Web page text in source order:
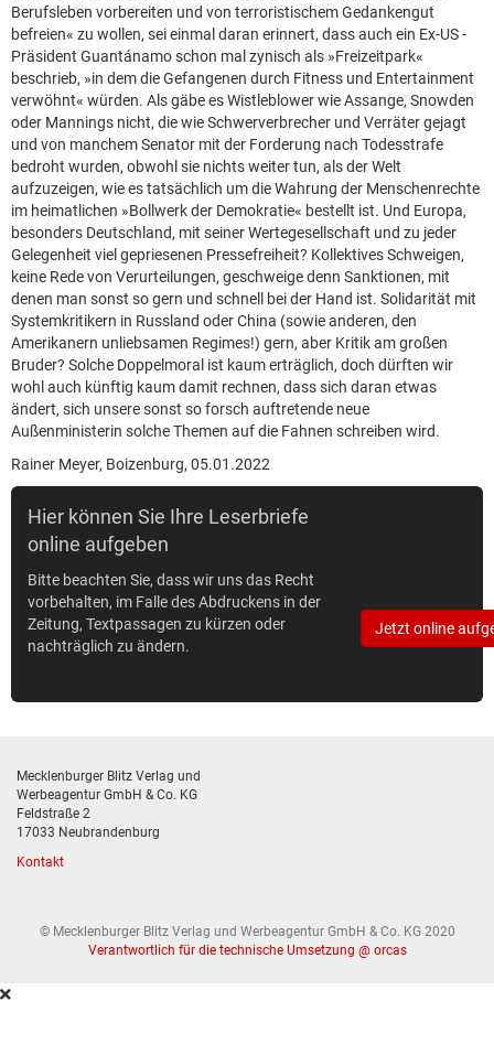
Berufsleben vorbereiten und von terroristischem Gedankengut
befreien« zu wollen, sei einmal daran erinnert, dass auch ein Ex-US -
Präsident Guantánamo schon mal zynisch als »Freizeitpark«
beschrieb, »in dem die Gefangenen durch Fitness und Entertainment
verwöhnt« würden. Als gäbe es Wistleblower wie Assange, Snowden
oder Mannings nicht, die wie Schwerverbrecher und Verräter gejagt
und von manchem Senator mit der Forderung nach Todesstrafe
bedroht wurden, obwohl sie nichts weiter tun, als der Welt
aufzuzeigen, wie es tatsächlich um die Wahrung der Menschenrechte
im heimatlichen »Bollwerk der Demokratie« bestellt ist. Und Europa,
besonders Deutschland, mit seiner Wertegesellschaft und zu jeder
Gelegenheit viel gepriesenen Pressefreiheit? Kollektives Schweigen,
keine Rede von Verurteilungen, geschweige denn Sanktionen, mit
denen man sonst so gern und schnell bei der Hand ist. Solidarität mit
Systemkritikern in Russland oder China (sowie anderen, den
Amerikanern unliebsamen Regimes!) gern, aber Kritik am großen
Bruder? Solche Doppelmoral ist kaum erträglich, doch dürften wir
wohl auch künftig kaum damit rechnen, dass sich daran etwas
ändert, sich unsere sonst so forsch auftretende neue
Außenministerin solche Themen auf die Fahnen schreiben wird.
Rainer Meyer, Boizenburg, 05.01.2022
Hier können Sie Ihre Leserbriefe
online aufgeben
Bitte beachten Sie, dass wir uns das Recht
vorbehalten, im Falle des Abdruckens in der
Zeitung, Textpassagen zu kürzen oder
nachträglich zu ändern.
Jetzt online
Mecklenburger Blitz Verlag und
Werbeagentur GmbH & Co. KG
Feldstraße 2
17033 Neubrandenburg
Kontakt
© Mecklenburger Blitz Verlag und Werbeagentur GmbH & Co. KG 2020
Verantwortlich für die technische Umsetzung @ orcas